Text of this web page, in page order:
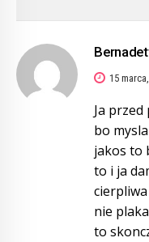
15
Ja
bo
jakos to
to i ja
nie
to